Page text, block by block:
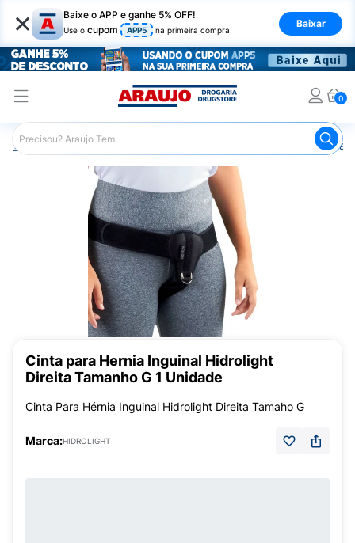
× Baixe o APP e ganhe 5% OFF!
Use o cupom APP5 na primeira compra
Baixar
0
Araujo Saúde e Bem Estar Funda para
Cinta para Hernia Inguinal Hidrolight
Direita Tamanho G 1 Unidade
Cinta Para Hérnia Inguinal Hidrolight Direita Tamaho G
Marca:HIDROLIGHT